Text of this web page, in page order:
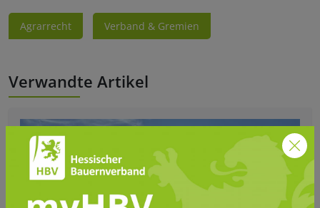
Agrarrecht Verband & Gremien
Verwandte Artikel